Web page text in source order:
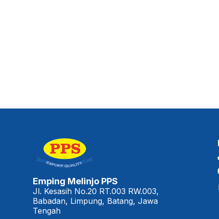
Emping Melinjo PPS
Jl. Kesasih No.20 RT.003 RW.003,
Babadan, Limpung, Batang, Jawa
Tengah